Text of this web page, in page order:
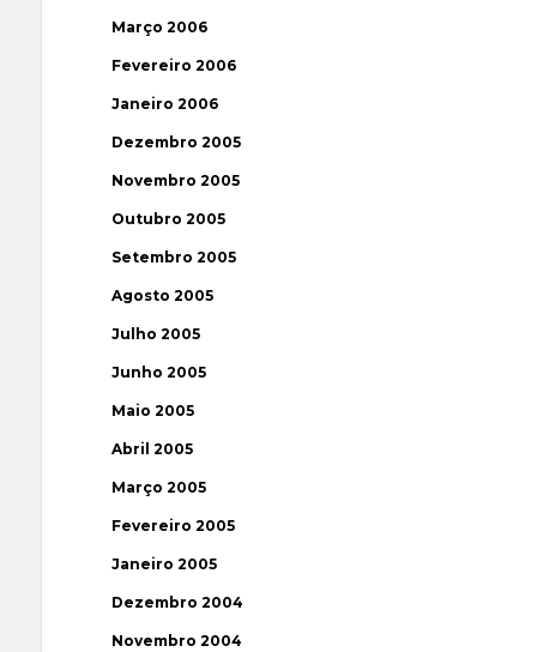
Março 2006
Fevereiro 2006
Janeiro 2006
Dezembro 2005
Novembro 2005
Outubro 2005
Setembro 2005
Agosto 2005
Julho 2005
Junho 2005
Maio 2005
Abril 2005
Março 2005
Fevereiro 2005
Janeiro 2005
Dezembro 2004
Novembro 2004